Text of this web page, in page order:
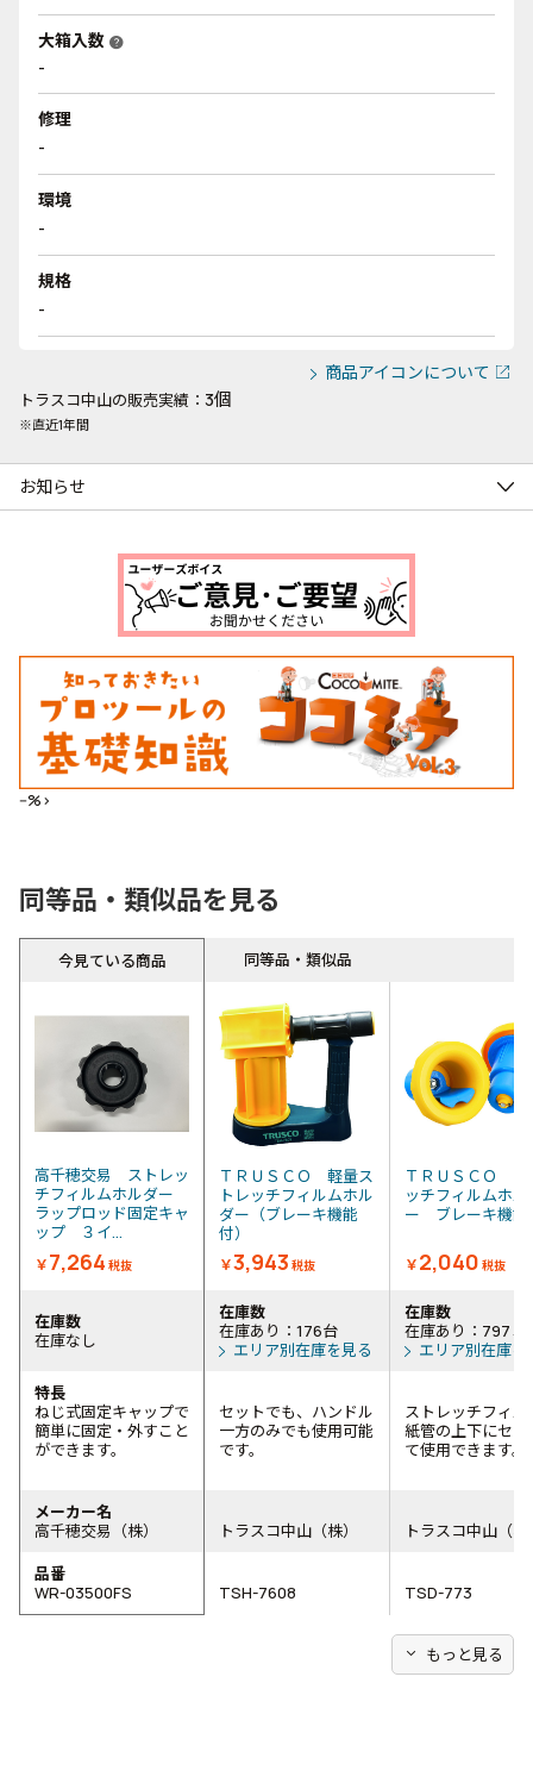
大箱入数 help
-
修理
-
環境
-
規格
-
商品アイコンについて
トラスコ中山の販売実績： 3個
※直近1年間
お知らせ
--%>
同等品・類似品を見る
今見ている商品 同等品・類似品
高千穂交易 ストレッ
チフィルムホルダー
ラップロッド固定キャ
ップ ３イ...
￥7,264 税抜
ＴＲＵＳＣＯ 軽量ス
トレッチフィルムホル
ダー（ブレーキ機能
付）
￥3,943 税抜
ＴＲＵＳＣＯ ス
ッチフィルムホル
ー ブレーキ機
￥2,040 税抜
在庫数
在庫なし
在庫数
在庫あり：176台
エリア別在庫を見る
在庫数
在庫あり：797Ｓ
エリア別在庫を
特長
ねじ式固定キャップで
簡単に固定・外すこと
ができます。
セットでも、ハンドル
一方のみでも使用可能
です。
ストレッチフィル
紙管の上下にセッ
て使用できます。
メーカー名
高千穂交易（株）
トラスコ中山（株）
トラスコ中山（株
品番
WR-03500FS
TSH-7608 TSD-773
expand_more もっと見る